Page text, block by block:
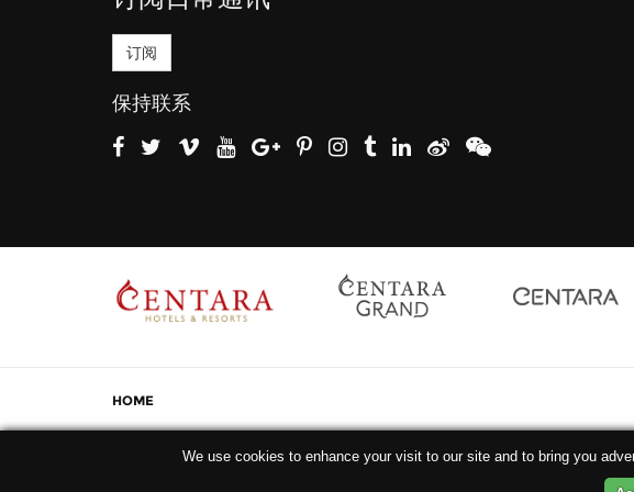
订阅
保持联系
HOME
。盛泰乐酒店及度假村集团。 保留所有权利。
We use cookies to enhance your visit to our site and to bring you